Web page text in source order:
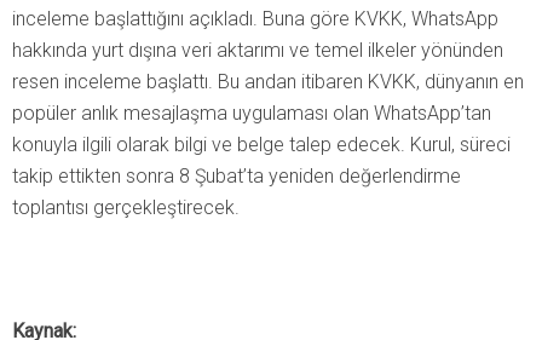
inceleme başlattığını açıkladı. Buna göre KVKK, WhatsApp
hakkında yurt dışına veri aktarımı ve temel ilkeler yönünden
resen inceleme başlattı. Bu andan itibaren KVKK, dünyanın en
popüler anlık mesajlaşma uygulaması olan WhatsApp’tan
konuyla ilgili olarak bilgi ve belge talep edecek. Kurul, süreci
takip ettikten sonra 8 Şubat’ta yeniden değerlendirme
toplantısı gerçekleştirecek.
Kaynak: